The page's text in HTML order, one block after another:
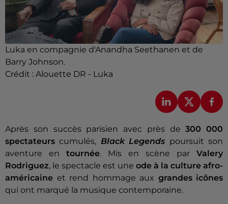
Luka en compagnie d'Anandha Seethanen et de
Barry Johnson.
Crédit : Alouette DR - Luka
Après son succès parisien avec près de300 000
spectateurs cumulés, Black Legends poursuit son
aventure en tournée. Mis en scène par Valery
Rodriguez, le spectacle est une ode à la culture afro-
américaine et rend hommage aux grandes icônes
qui ont marqué la musique contemporaine.